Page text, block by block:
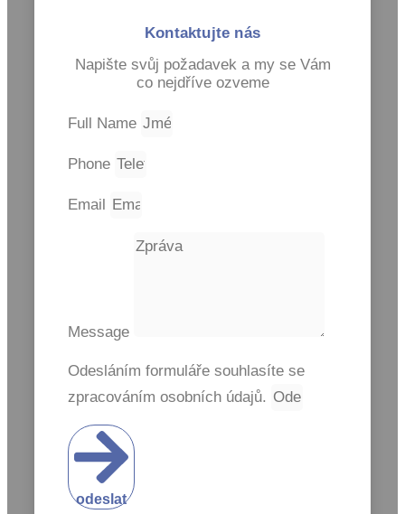
Kontaktujte nás
Napište svůj požadavek a my se Vám
co nejdříve ozveme
Full Name
Phone
Email
Message
Odesláním formuláře souhlasíte se
zpracováním osobních údajů.
odeslat